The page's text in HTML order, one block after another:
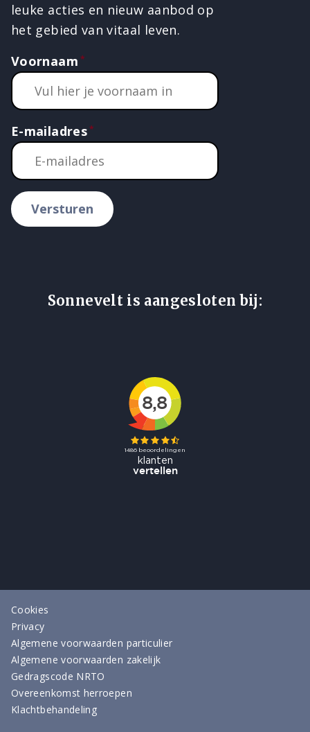
leuke acties en nieuw aanbod op
het gebied van vitaal leven.
Voornaam
E-mailadres
Versturen
Sonnevelt is aangesloten bij:
Cookies
Privacy
Algemene voorwaarden particulier
Algemene voorwaarden zakelijk
Gedragscode NRTO
Overeenkomst herroepen
Klachtbehandeling